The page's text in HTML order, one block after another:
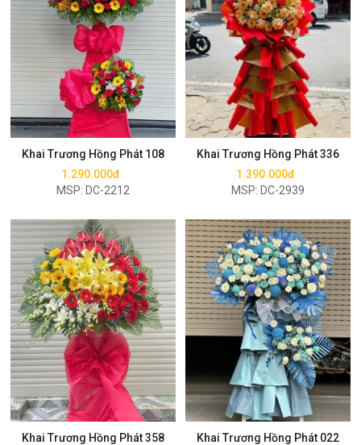
Khai Trương Hồng Phát 108
1.290.000đ
MSP: DC-2212
Mua ngay
Khai Trương Hồng Phát 336
1.390.000đ
MSP: DC-2939
Mua ngay
Khai Trương Hồng Phát 358
Mua ngay
Khai Trương Hồng Phát 022
Mua ngay